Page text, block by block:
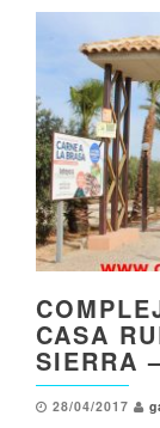
CASA
SIERRA
28/04/2017